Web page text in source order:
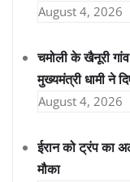
August 4, 2026
चमोली के खैनूरी
मुख्यमंत्री धामी ने
August 4, 2026
ईरान को ट्रंप का
मौका